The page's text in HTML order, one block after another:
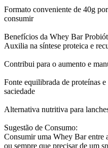
Formato conveniente de 40g
consumir
Benefícios da Whey Bar
Auxilia na síntese proteica e
Contribui para o aumento e
Fonte equilibrada de proteínas
saciedade
Alternativa nutritiva para
Sugestão de Consumo:
Consumir uma Whey Bar entre
ou sempre que precisar de um